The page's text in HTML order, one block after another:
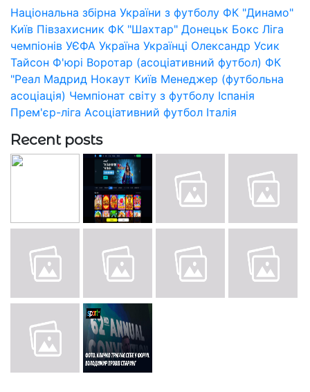
Національна збірна України з футболу ФК "Динамо"
Київ Півзахисник ФК "Шахтар" Донецьк Бокс Ліга
чемпіонів УЄФА Україна Українці Олександр Усик
Тайсон Ф'юрі Воротар (асоціативний футбол) ФК
"Реал Мадрид Нокаут Київ Менеджер (футбольна
асоціація) Чемпіонат світу з футболу Іспанія
Прем'єр-ліга Асоціативний футбол Італія
Recent posts